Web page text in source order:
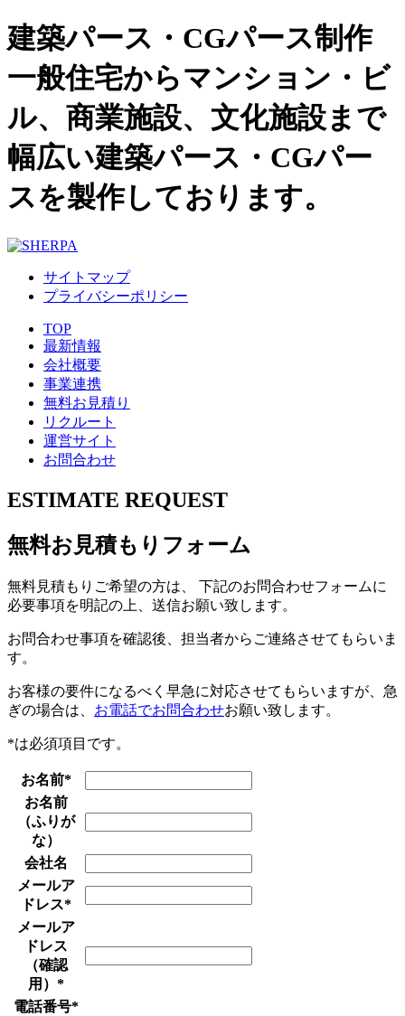
建築パース・CGパース制作
一般住宅からマンション・ビ
ル、商業施設、文化施設まで
幅広い建築パース・CGパー
スを製作しております。
サイトマップ
プライバシーポリシー
TOP
最新情報
会社概要
事業連携
無料お見積り
リクルート
運営サイト
お問合わせ
ESTIMATE REQUEST
無料お見積もりフォーム
無料見積もりご希望の方は、 下記のお問合わせフォームに
必要事項を明記の上、送信お願い致します。
お問合わせ事項を確認後、担当者からご連絡させてもらいま
す。
お客様の要件になるべく早急に対応させてもらいますが、急
ぎの場合は、 お電話でお問合わせお願い致します。
*は必須項目です。
お名前*
お名前
（ふりが
な）
会社名
メールア
ドレス*
メールア
ドレス
（確認
用） *
電話番号*